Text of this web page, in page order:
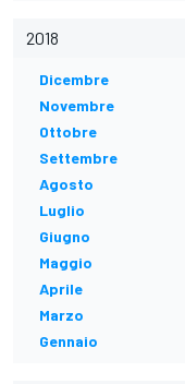
2018
Dicembre
Novembre
Ottobre
Settembre
Agosto
Luglio
Giugno
Maggio
Aprile
Marzo
Gennaio